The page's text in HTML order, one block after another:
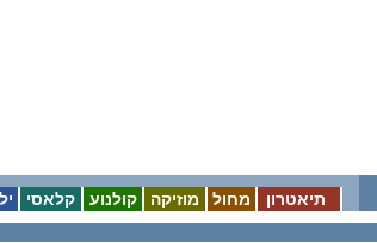
קלאסי קולנוע מוזיקה מחול תיאטרון